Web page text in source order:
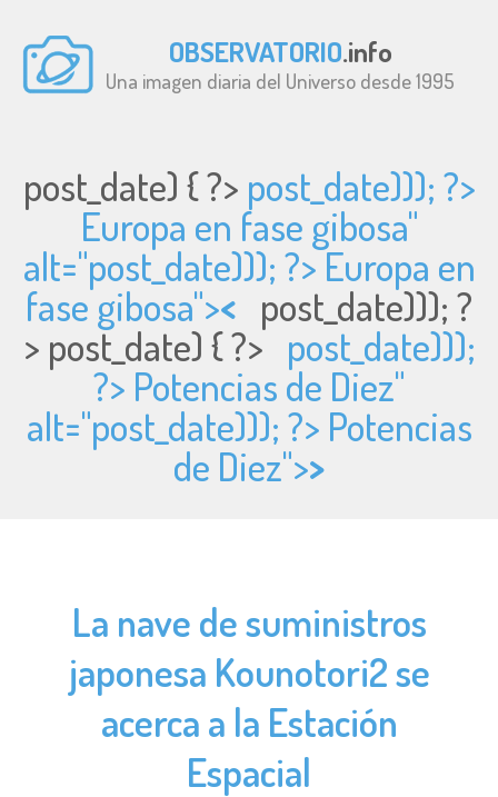
OBSERVATORIO.info
Una imagen diaria del Universo desde 1995
post_date) { ?> post_date))); ?>
Europa en fase gibosa"
alt="post_date))); ?> Europa en
fase gibosa">< post_date))); ?
> post_date) { ?> post_date)));
?> Potencias de Diez"
alt="post_date))); ?> Potencias
de Diez">>
La nave de suministros
japonesa Kounotori2 se
acerca a la Estación
Espacial